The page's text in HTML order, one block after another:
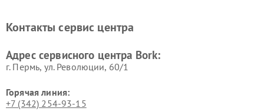
воздуха Bork
Bork
Bork
Контакты сервис центра
Адрес сервисного центра Bork:
г. Пермь, ул. ​Революции, 60/1
Горячая линия:
+7 (342) 254-93-15